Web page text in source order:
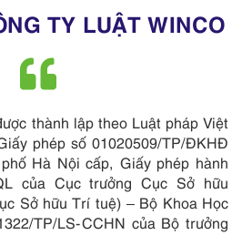
TY LUẬT WINCO
thành lập theo Luật pháp Việt
phép số 01020509/TP/ĐKHĐ
Hà Nội cấp, Giấy phép hành
của Cục trưởng Cục Sở hữu
Sở hữu Trí tuệ) – Bộ Khoa Học
TP/LS-CCHN của Bộ trưởng